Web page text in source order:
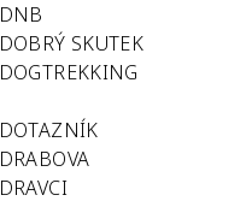
DNB
DOBRÝ SKUTEK
DOGTREKKING
DOTAZNÍK
DRABOVA
DRAVCI